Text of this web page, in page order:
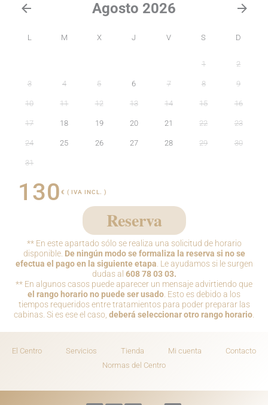
Agosto 2026
L M X J V S D
1 2
3 4 5 6 7 8 9
10 11 12 13 14 15 16
17 18 19 20 21 22 23
24 25 26 27 28 29 30
31
130 € ( IVA INCL. )
Reserva
** En este apartado sólo se realiza una solicitud de horario
disponible. De ningún modo se formaliza la reserva si no se
efectua el pago en la siguiente etapa. Le ayudamos si le surgen
dudas al 608 78 03 03.
** En algunos casos puede aparecer un mensaje advirtiendo que
el rango horario no puede ser usado. Esto es debido a los
tiempos requeridos entre tratamientos para poder preparar las
cabinas. Si es ese el caso, deberá seleccionar otro rango horario.
El Centro Servicios Tienda Mi cuenta
Contacto
Normas del Centro